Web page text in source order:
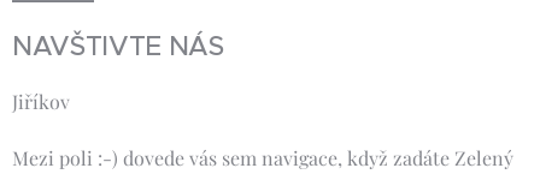
NAVŠTIVTE NÁS
Jiříkov
Mezi poli :-) dovede vás sem navigace, když zadáte Zelený